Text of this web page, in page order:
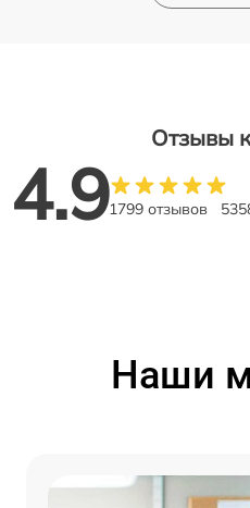
Отзывы
4.91799 отзывов
Наши